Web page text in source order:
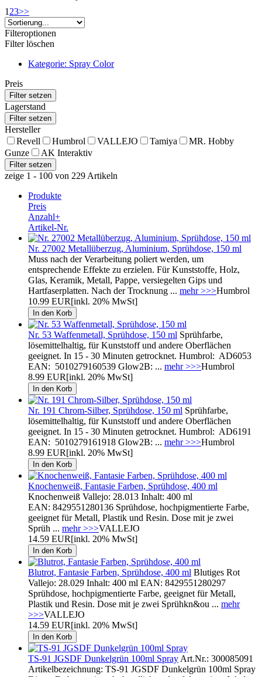
1 23>>
Filteroptionen
Filter löschen
Kategorie: Spray Color
Preis
Lagerstand
Hersteller
Revell
Humbrol VALLEJO Tamiya
MR. Hobby
Gunze
AK Interaktiv
zeige 1 - 100 von 229 Artikeln
Produkte
Preis
Anzahl+
Artikel-Nr.
Nr. 27002 Metallüberzug, Aluminium, Sprühdose, 150 ml
Muss nach der Verarbeitung poliert werden, um
entsprechende Effekte zu erzielen. Für Kunststoffe, Holz,
Glas, Keramik, Metall, Pappe, versiegelten Gips und
Hartfaserplatten. Nach der Trocknung ... mehr >>>Humbrol
10.99 EUR[inkl. 20% MwSt]
Nr. 53 Waffenmetall, Sprühdose, 150 ml Sprühfarbe,
lösemittelhaltig, für Kunststoff und andere Oberflächen
geeignet. In 15 - 30 Minuten getrocknet. Humbrol: AD6053
EAN: 5010279160539 Glow2B: ... mehr >>>Humbrol
8.99 EUR[inkl. 20% MwSt]
Nr. 191 Chrom-Silber, Sprühdose, 150 ml Sprühfarbe,
lösemittelhaltig, für Kunststoff und andere Oberflächen
geeignet. In 15 - 30 Minuten getrocknet. Humbrol: AD6191
EAN: 5010279161918 Glow2B: ... mehr >>>Humbrol
8.99 EUR[inkl. 20% MwSt]
Knochenweiß, Fantasie Farben, Sprühdose, 400 ml
Knochenweiß Vallejo: 28.013 Inhalt: 400 ml
EAN: 8429551280136 Sprühdose, hochpigmentierte Farbe,
geeignet für Metall, Plastik und Resin. Dose mit je zwei
Sprüh ... mehr >>>VALLEJO
14.59 EUR[inkl. 20% MwSt]
Blutrot, Fantasie Farben, Sprühdose, 400 ml Blutiges Rot
Vallejo: 28.029 Inhalt: 400 ml EAN: 8429551280297
Sprühdose, hochpigmentierte Farbe, geeignet für Metall,
Plastik und Resin. Dose mit je zwei Sprühkn&ou ... mehr
>>>VALLEJO
14.59 EUR[inkl. 20% MwSt]
TS-91 JGSDF Dunkelgrün 100ml Spray Art.Nr.: 300085091
Artikelbezeichnung: TS-91 JGSDF Dunkelgrün 100ml Spray